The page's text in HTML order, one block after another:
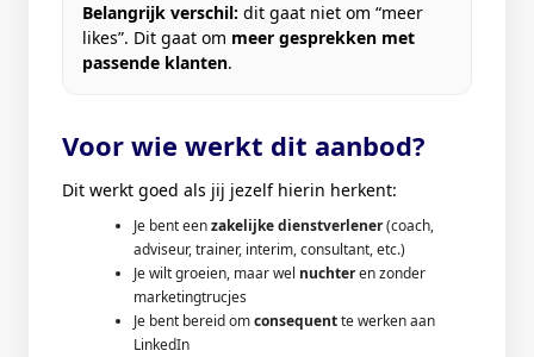
Belangrijk verschil: dit gaat niet om “meer
likes”. Dit gaat om meer gesprekken met
passende klanten.
Voor wie werkt dit aanbod?
Dit werkt goed als jij jezelf hierin herkent:
Je bent eenzakelijke dienstverlener(coach,
adviseur, trainer, interim, consultant, etc.)
Je wilt groeien, maar wel nuchteren zonder
marketingtrucjes
Je bent bereid omconsequentte werken aan
LinkedIn